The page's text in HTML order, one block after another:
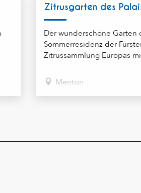
Zitrusgarten des
Der wunderschöne
Sommerresidenz der
Zitrussammlung Europas
Menton